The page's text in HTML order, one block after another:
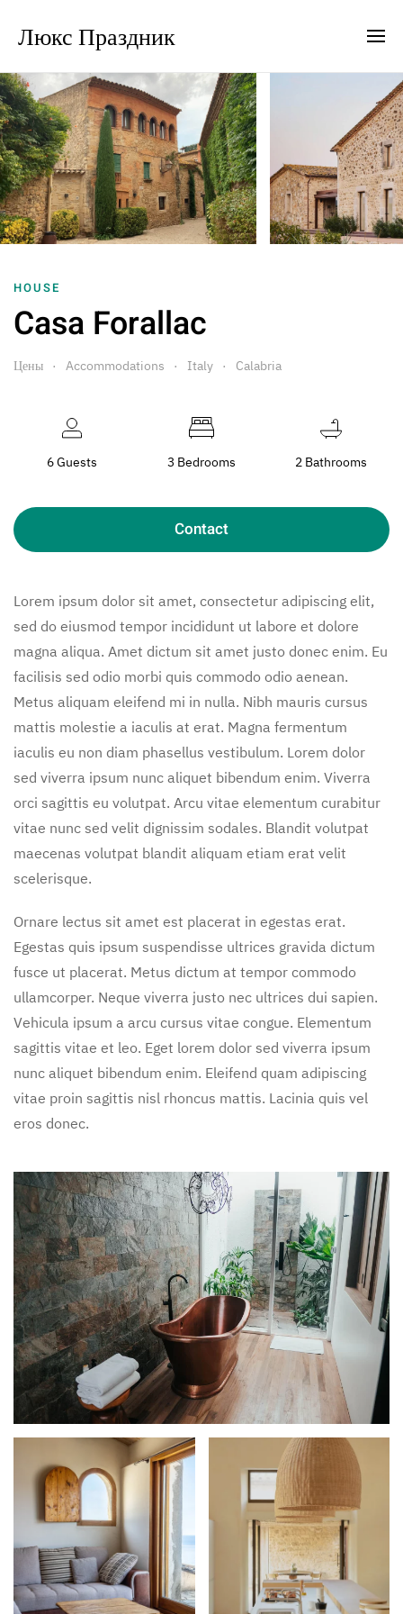
Люкс Праздник
HOUSE
Casa Forallac
Цены Accommodations Italy Calabria
6 Guests 3 Bedrooms 2 Bathrooms
Contact
Lorem ipsum dolor sit amet, consectetur adipiscing elit,
sed do eiusmod tempor incididunt ut labore et dolore
magna aliqua. Amet dictum sit amet justo donec enim. Eu
facilisis sed odio morbi quis commodo odio aenean.
Metus aliquam eleifend mi in nulla. Nibh mauris cursus
mattis molestie a iaculis at erat. Magna fermentum
iaculis eu non diam phasellus vestibulum. Lorem dolor
sed viverra ipsum nunc aliquet bibendum enim. Viverra
orci sagittis eu volutpat. Arcu vitae elementum curabitur
vitae nunc sed velit dignissim sodales. Blandit volutpat
maecenas volutpat blandit aliquam etiam erat velit
scelerisque.
Ornare lectus sit amet est placerat in egestas erat.
Egestas quis ipsum suspendisse ultrices gravida dictum
fusce ut placerat. Metus dictum at tempor commodo
ullamcorper. Neque viverra justo nec ultrices dui sapien.
Vehicula ipsum a arcu cursus vitae congue. Elementum
sagittis vitae et leo. Eget lorem dolor sed viverra ipsum
nunc aliquet bibendum enim. Eleifend quam adipiscing
vitae proin sagittis nisl rhoncus mattis. Lacinia quis vel
eros donec.